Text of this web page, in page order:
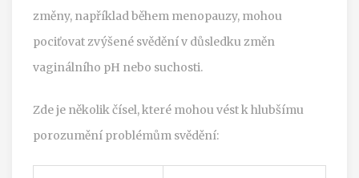
změny, například během menopauzy, mohou
pociťovat zvýšené svědění v důsledku změn
vaginálního pH nebo suchosti.
Zde je několik čísel, které mohou vést k hlubšímu
porozumění problémům svědění: